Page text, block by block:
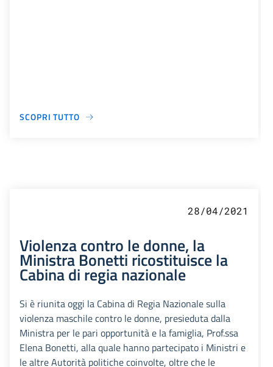
SCOPRI TUTTO
28/04/2021
Violenza contro le donne, la
Ministra Bonetti ricostituisce la
Cabina di regia nazionale
Si è riunita oggi la Cabina di Regia Nazionale sulla
violenza maschile contro le donne, presieduta dalla
Ministra per le pari opportunità e la famiglia, Prof.ssa
Elena Bonetti, alla quale hanno partecipato i Ministri e
le altre Autorità politiche coinvolte, oltre che le